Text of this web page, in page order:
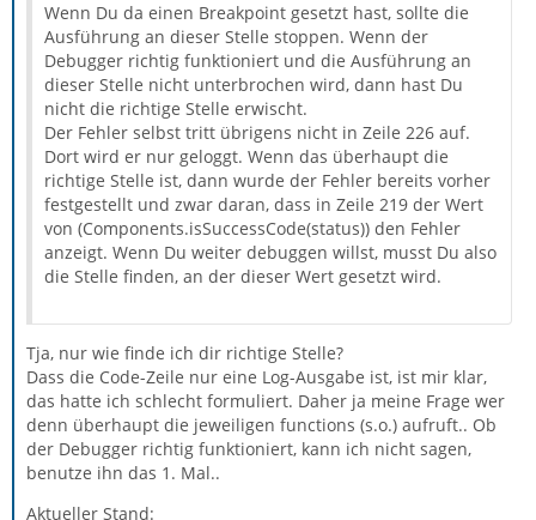
Wenn Du da einen Breakpoint gesetzt hast, sollte die
Ausführung an dieser Stelle stoppen. Wenn der
Debugger richtig funktioniert und die Ausführung an
dieser Stelle nicht unterbrochen wird, dann hast Du
nicht die richtige Stelle erwischt.
Der Fehler selbst tritt übrigens nicht in Zeile 226 auf.
Dort wird er nur geloggt. Wenn das überhaupt die
richtige Stelle ist, dann wurde der Fehler bereits vorher
festgestellt und zwar daran, dass in Zeile 219 der Wert
von (Components.isSuccessCode(status)) den Fehler
anzeigt. Wenn Du weiter debuggen willst, musst Du also
die Stelle finden, an der dieser Wert gesetzt wird.
Tja, nur wie finde ich dir richtige Stelle?
Dass die Code-Zeile nur eine Log-Ausgabe ist, ist mir klar,
das hatte ich schlecht formuliert. Daher ja meine Frage wer
denn überhaupt die jeweiligen functions (s.o.) aufruft.. Ob
der Debugger richtig funktioniert, kann ich nicht sagen,
benutze ihn das 1. Mal..
Aktueller Stand: